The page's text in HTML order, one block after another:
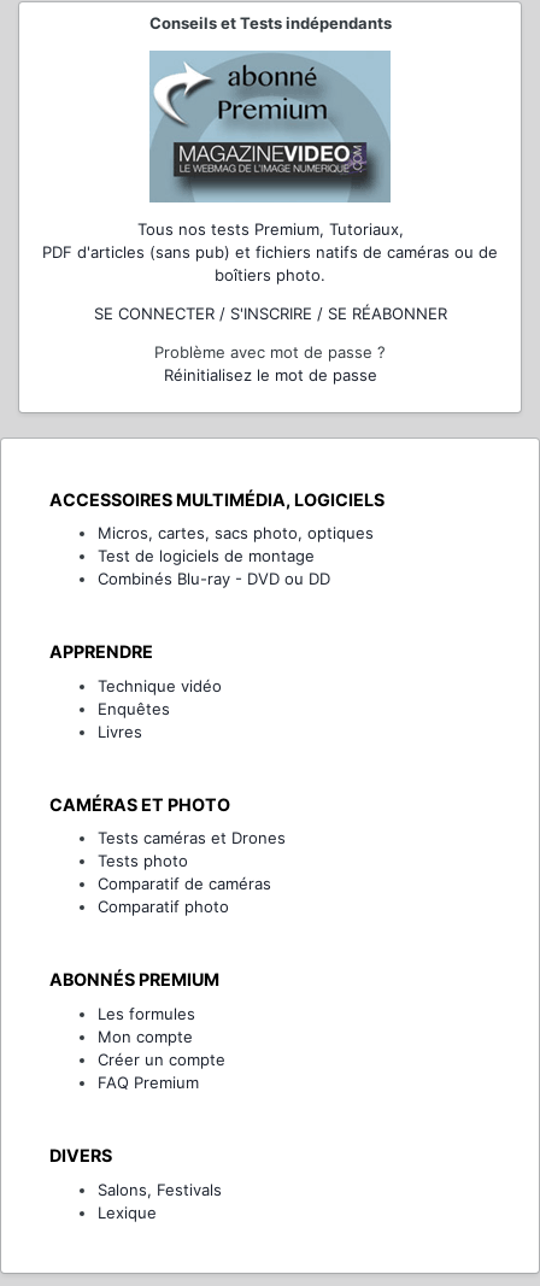
Conseils et Tests indépendants
Tous nos tests Premium, Tutoriaux,
PDF d'articles (sans pub) et fichiers natifs de caméras ou de
boîtiers photo.
SE CONNECTER / S'INSCRIRE / SE RÉABONNER
Problème avec mot de passe ?
Réinitialisez le mot de passe
ACCESSOIRES MULTIMÉDIA, LOGICIELS
Micros, cartes, sacs photo, optiques
Test de logiciels de montage
Combinés Blu-ray - DVD ou DD
APPRENDRE
Technique vidéo
Enquêtes
Livres
CAMÉRAS ET PHOTO
Tests caméras et Drones
Tests photo
Comparatif de caméras
Comparatif photo
ABONNÉS PREMIUM
Les formules
Mon compte
Créer un compte
FAQ Premium
DIVERS
Salons, Festivals
Lexique